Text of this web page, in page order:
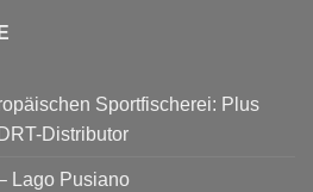
Sportfischerei: Plus
Distributor
Lago Pusiano